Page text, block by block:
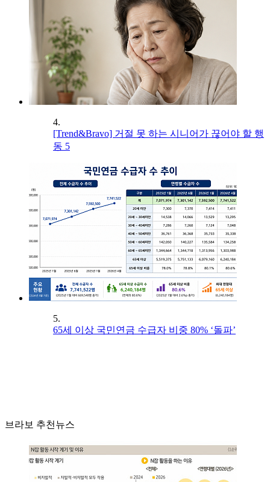
4.
[Trend&Bravo] 거절 못 하는 시니어가 끊어야 할 행
동 5
5.
65세 이상 국민연금 수급자 비중 80% ‘돌파’
브라보 추천뉴스